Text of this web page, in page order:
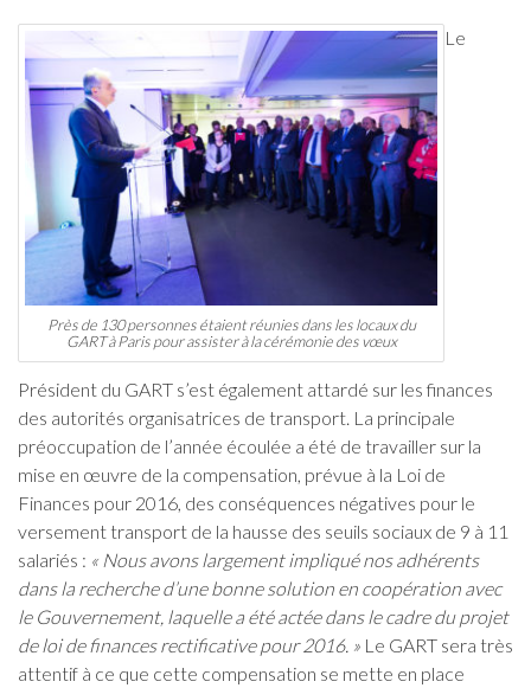
Près de 130 personnes étaient réunies dans les locaux du
GART à Paris pour assister à la cérémonie des vœux
Le
Président du GART s’est également attardé sur les finances
des autorités organisatrices de transport. La principale
préoccupation de l’année écoulée a été de travailler sur la
mise en œuvre de la compensation, prévue à la Loi de
Finances pour 2016, des conséquences négatives pour le
versement transport de la hausse des seuils sociaux de 9 à 11
salariés : « Nous avons largement impliqué nos adhérents
dans la recherche d’une bonne solution en coopération avec
le Gouvernement, laquelle a été actée dans le cadre du projet
de loi de finances rectificative pour 2016. » Le GART sera très
attentif à ce que cette compensation se mette en place